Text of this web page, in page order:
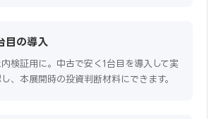
目の導入
検証用に。中古で安く1台目を導入して実
、本展開時の投資判断材料にできます。